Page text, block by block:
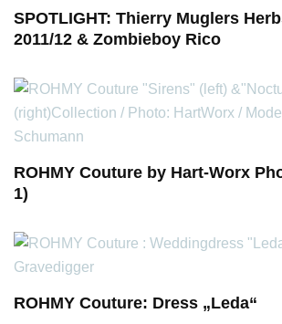
SPOTLIGHT: Thierry Muglers
2011/12 & Zombieboy Rico
ROHMY Couture by Hart-Worx
1)
ROHMY Couture: Dress „Leda“